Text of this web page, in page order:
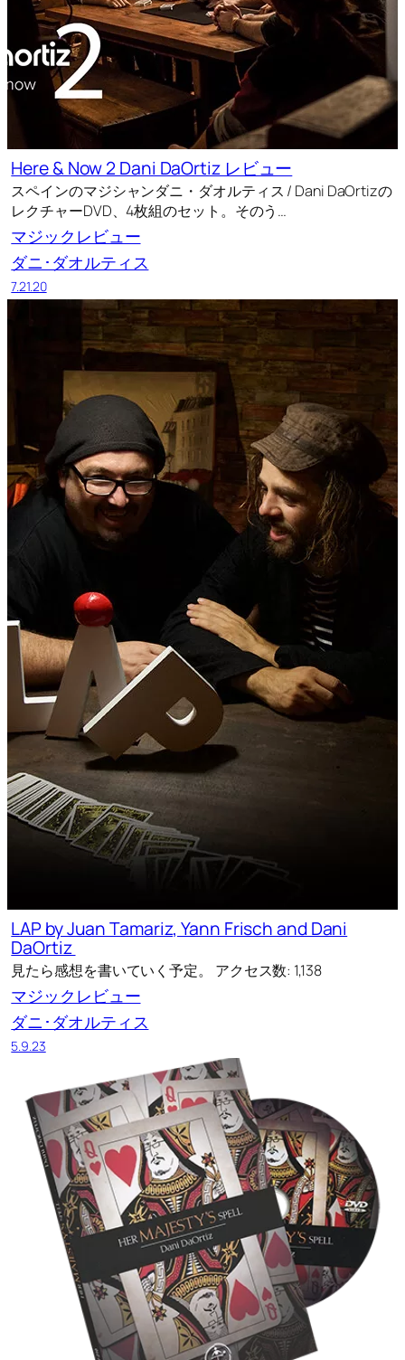
Here & Now 2 Dani DaOrtiz レビュー
スペインのマジシャンダニ・ダオルティス / Dani DaOrtizの
レクチャーDVD、4枚組のセット。そのう…
マジックレビュー
ダニ･ダオルティス
7.21.20
LAP by Juan Tamariz, Yann Frisch and Dani
DaOrtiz
見たら感想を書いていく予定。 アクセス数: 1,138
マジックレビュー
ダニ･ダオルティス
5.9.23